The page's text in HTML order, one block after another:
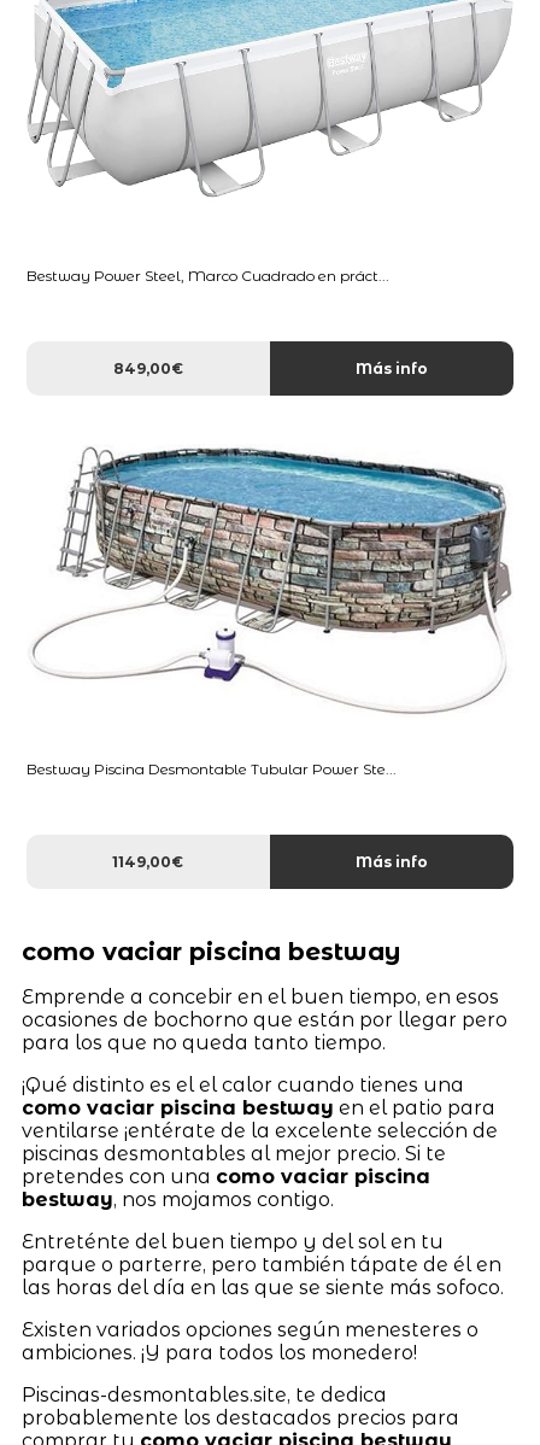
Bestway Power Steel, Marco Cuadrado en práct...
849,00€ Más info
Bestway Piscina Desmontable Tubular Power Ste...
1149,00€ Más info
como vaciar piscina bestway
Emprende a concebir en el buen tiempo, en esos
ocasiones de bochorno que están por llegar pero
para los que no queda tanto tiempo.
¡Qué distinto es el el calor cuando tienes una
como vaciar piscina bestway en el patio para
ventilarse ¡entérate de la excelente selección de
piscinas desmontables al mejor precio. Si te
pretendes con una como vaciar piscina
bestway, nos mojamos contigo.
Entreténte del buen tiempo y del sol en tu
parque o parterre, pero también tápate de él en
las horas del día en las que se siente más sofoco.
Existen variados opciones según menesteres o
ambiciones. ¡Y para todos los monedero!
Piscinas-desmontables.site, te dedica
probablemente los destacados precios para
comprar tu como vaciar piscina bestway.